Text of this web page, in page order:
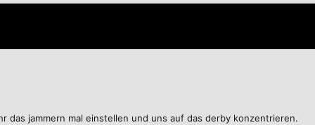
das jammern mal einstellen und uns auf das derby konzentrieren.